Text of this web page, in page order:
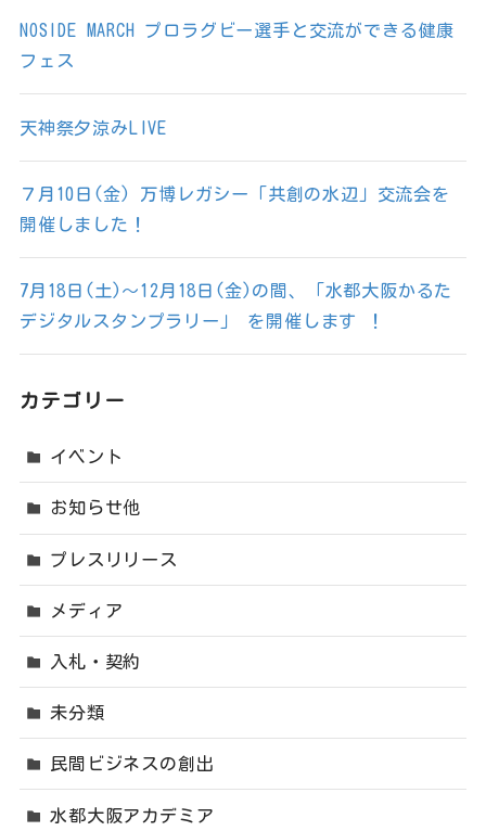
NOSIDE MARCH プロラグビー選手と交流ができる健康
フェス
天神祭夕涼みLIVE
７月10日(金) 万博レガシー「共創の水辺」交流会を
開催しました！
7月18日(土)～12月18日(金)の間、「水都大阪かるた
デジタルスタンプラリー」 を開催します ！
カテゴリー
イベント
お知らせ他
プレスリリース
メディア
入札・契約
未分類
民間ビジネスの創出
水都大阪アカデミア